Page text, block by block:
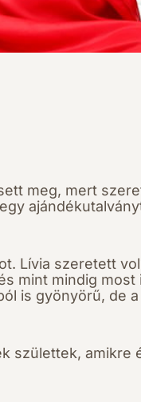
meg, mert
Lívia szeretett
mint mindig most
is gyönyörű, de
születtek, amikre